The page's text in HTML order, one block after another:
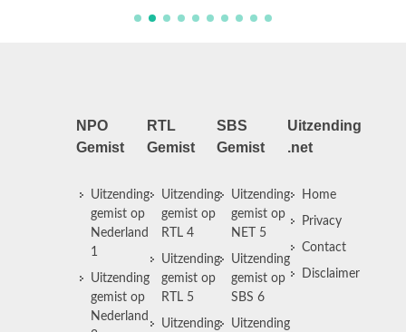
NPO
Gemist
Uitzending
gemist op
Nederland
1
Uitzending
gemist op
Nederland
RTL
Gemist
Uitzending
gemist op
RTL 4
Uitzending
gemist op
RTL 5
Uitzending
SBS
Gemist
Uitzending
gemist op
NET 5
Uitzending
gemist op
SBS 6
Uitzending
Uitzending
.net
Home
Privacy
Contact
Disclaimer